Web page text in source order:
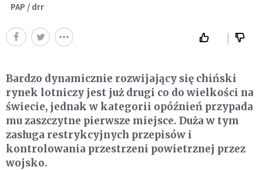
PAP / drr
Bardzo dynamicznie rozwijający się chiński
rynek lotniczy jest już drugi co do wielkości na
świecie, jednak w kategorii opóźnień przypada
mu zaszczytne pierwsze miejsce. Duża w tym
zasługa restrykcyjnych przepisów i
kontrolowania przestrzeni powietrznej przez
wojsko.